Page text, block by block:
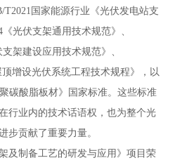
国家能源行业《光伏发电站支
光伏支架通用技术规范》、
架建设应用技术规范》、
顶增设光伏系统工程技术规程》，以
碳酸脂板材》国家标准。这些标准
行业内的技术话语权，也为整个光
步贡献了重要力量。
及制备工艺的研发与应用》项目荣